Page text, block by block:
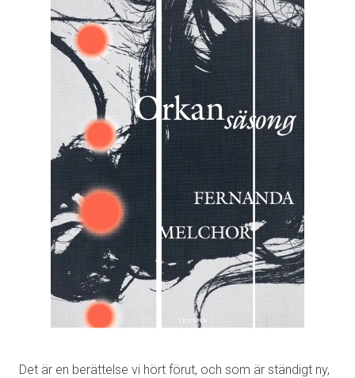
Det är en berättelse vi hört förut, och som är ständigt ny,